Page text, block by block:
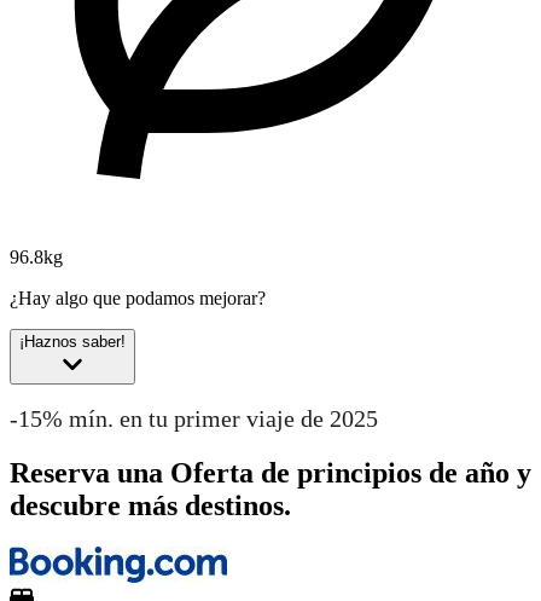
96.8kg
¿Hay algo que podamos mejorar?
¡Haznos saber!
-15% mín. en tu primer viaje de 2025
Reserva una Oferta de principios de año y
descubre más destinos.